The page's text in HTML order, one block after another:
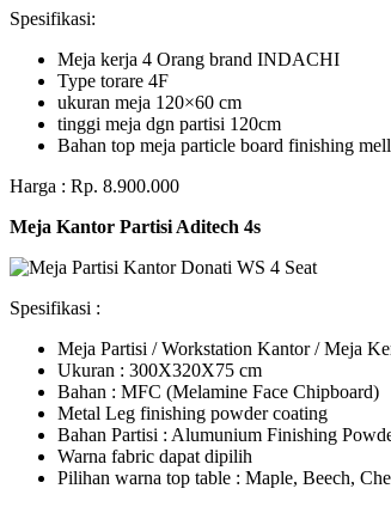
Spesifikasi:
Meja kerja 4 Orang brand INDACHI
Type torare 4F
ukuran meja 120×60 cm
tinggi meja dgn partisi 120cm
Bahan top meja particle board finishing
Harga : Rp. 8.900.000
Meja Kantor Partisi Aditech 4s
Spesifikasi :
Meja Partisi / Workstation Kantor / Meja
Ukuran : 300X320X75 cm
Bahan : MFC (Melamine Face Chipboard)
Metal Leg finishing powder coating
Bahan Partisi : Alumunium Finishing
Warna fabric dapat dipilih
Pilihan warna top table : Maple, Beech,